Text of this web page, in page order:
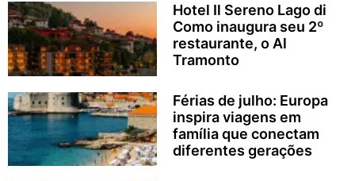
Hotel Il Sereno Lago di
Como inaugura seu 2º
restaurante, o Al
Tramonto
Férias de julho: Europa
inspira viagens em
família que conectam
diferentes gerações